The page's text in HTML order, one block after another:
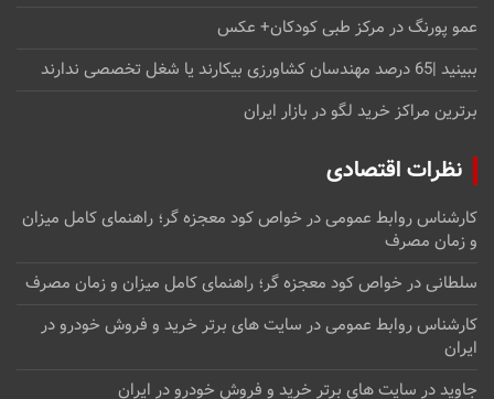
عمو پورنگ در مرکز طبی کودکان+ عکس
ببینید |65 درصد مهندسان کشاورزی بیکارند یا شغل تخصصی ندارند
برترین مراکز خرید لگو در بازار ایران
نظرات اقتصادی
کارشناس روابط عمومیدرخواص کود معجزه گر؛ راهنمای کامل میزان
و زمان مصرف
سلطانیدرخواص کود معجزه گر؛ راهنمای کامل میزان و زمان مصرف
کارشناس روابط عمومیدرسایت های برتر خرید و فروش خودرو در
ایران
جاویددرسایت های برتر خرید و فروش خودرو در ایران